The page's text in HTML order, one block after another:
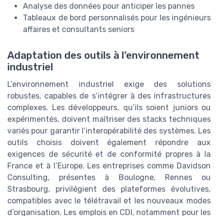
Analyse des données pour anticiper les pannes
Tableaux de bord personnalisés pour les ingénieurs
affaires et consultants seniors
Adaptation des outils à l’environnement
industriel
L’environnement industriel exige des solutions
robustes, capables de s’intégrer à des infrastructures
complexes. Les développeurs, qu’ils soient juniors ou
expérimentés, doivent maîtriser des stacks techniques
variés pour garantir l’interopérabilité des systèmes. Les
outils choisis doivent également répondre aux
exigences de sécurité et de conformité propres à la
France et à l’Europe. Les entreprises comme Davidson
Consulting, présentes à Boulogne, Rennes ou
Strasbourg, privilégient des plateformes évolutives,
compatibles avec le télétravail et les nouveaux modes
d’organisation. Les emplois en CDI, notamment pour les